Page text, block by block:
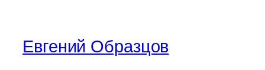
Евгений Образцов